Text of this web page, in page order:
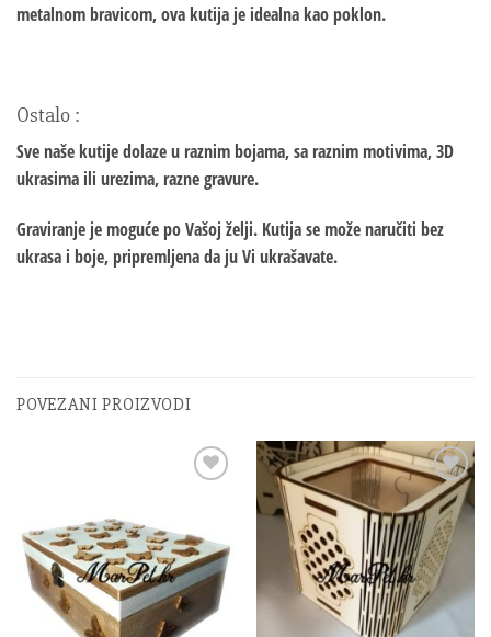
metalnom bravicom, ova kutija je idealna kao poklon.
Ostalo :
Sve naše kutije dolaze u raznim bojama, sa raznim motivima, 3D
ukrasima ili urezima, razne gravure.
Graviranje je moguće po Vašoj želji. Kutija se može naručiti bez
ukrasa i boje, pripremljena da ju Vi ukrašavate.
POVEZANI PROIZVODI